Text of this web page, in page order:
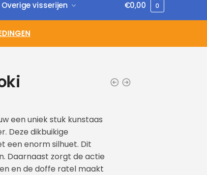
Overige visserijen €0,00 0
een uniek stuk kunstaas
Deze dikbuikige
een enorm silhuet. Dit
Daarnaast zorgt de actie
en de doffe ratel maakt